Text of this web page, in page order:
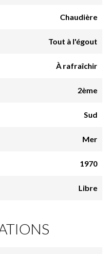
Chaudière
Tout à l'égout
À rafraîchir
2ème
Sud
Mer
1970
Libre